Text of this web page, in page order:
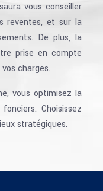
vous conseiller
reventes, et sur la
De plus, la
prise en compte
charges.
vous optimisez la
Choisissez
stratégiques.